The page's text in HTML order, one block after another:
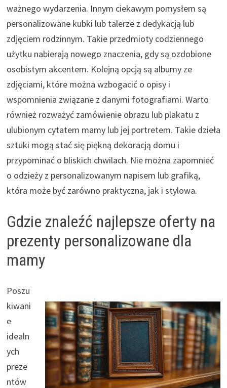
ważnego wydarzenia. Innym ciekawym pomysłem są
personalizowane kubki lub talerze z dedykacją lub
zdjęciem rodzinnym. Takie przedmioty codziennego
użytku nabierają nowego znaczenia, gdy są ozdobione
osobistym akcentem. Kolejną opcją są albumy ze
zdjęciami, które można wzbogacić o opisy i
wspomnienia związane z danymi fotografiami. Warto
również rozważyć zamówienie obrazu lub plakatu z
ulubionym cytatem mamy lub jej portretem. Takie dzieła
sztuki mogą stać się piękną dekoracją domu i
przypominać o bliskich chwilach. Nie można zapomnieć
o odzieży z personalizowanym napisem lub grafiką,
która może być zarówno praktyczna, jak i stylowa.
Gdzie znaleźć najlepsze oferty na
prezenty personalizowane dla
mamy
Poszu
kiwani
e
idealn
ych
preze
ntów